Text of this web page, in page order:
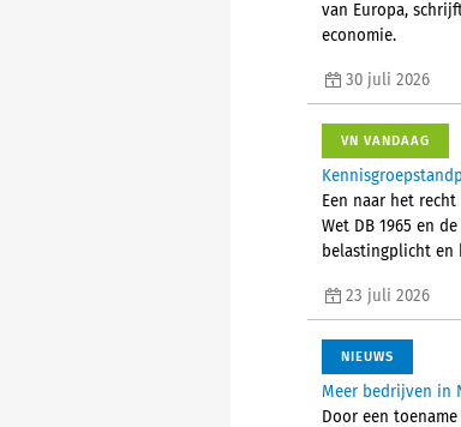
van Europa,
economie.
30 juli 2026
VN VANDAAG
Een naar het
Wet DB 1965 en
belastingplicht en
23 juli 2026
NIEUWS
Meer bedrijven in
Door een